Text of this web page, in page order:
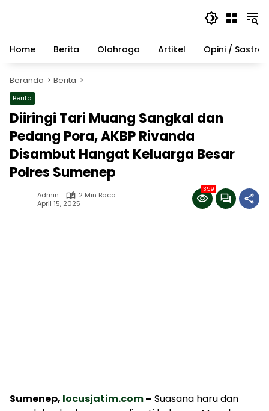
Home
Berita Olahraga Artikel Opini / Sastra
Beranda Berita
Berita
Diiringi Tari Muang Sangkal dan
Pedang Pora, AKBP Rivanda
Disambut Hangat Keluarga Besar
Polres Sumenep
Admin
2 Min Baca
April 15, 2025
359
Sumenep, locusjatim.com– Suasana haru dan